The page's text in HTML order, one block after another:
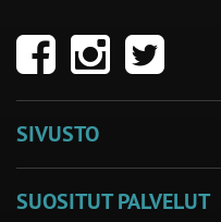
SIVUSTO
SUOSITUT PALVELUT